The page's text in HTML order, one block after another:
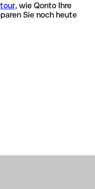
, wie Qonto Ihre
Sie noch heute